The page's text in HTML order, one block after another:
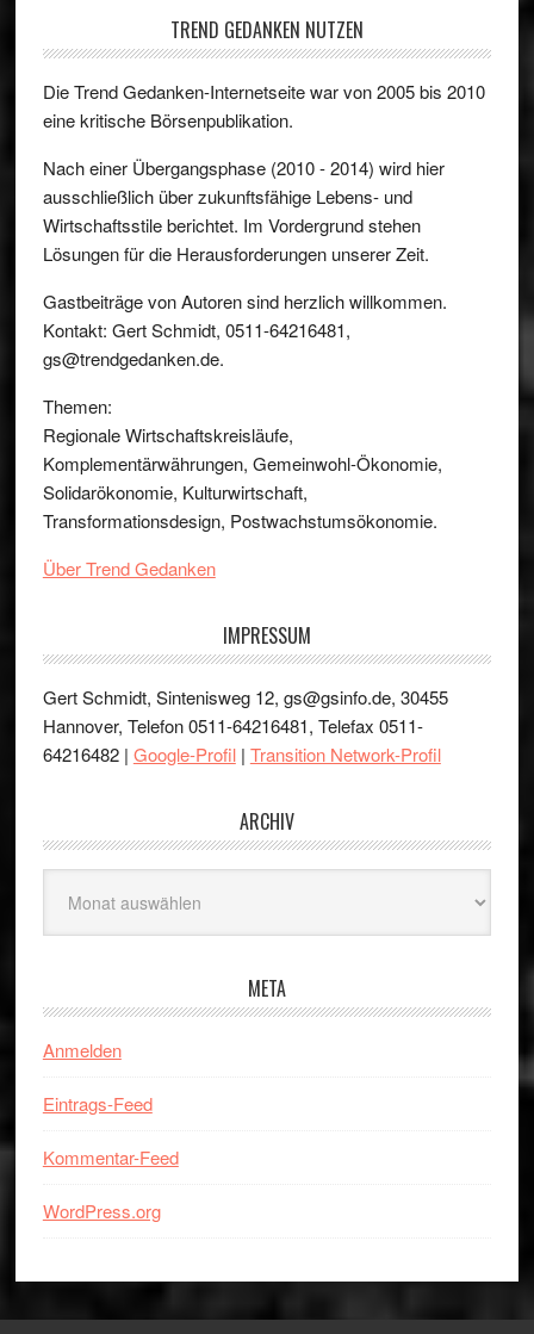
TREND GEDANKEN NUTZEN
Die Trend Gedanken-Internetseite war von 2005 bis 2010
eine kritische Börsenpublikation.
Nach einer Übergangsphase (2010 - 2014) wird hier
ausschließlich über zukunftsfähige Lebens- und
Wirtschaftsstile berichtet. Im Vordergrund stehen
Lösungen für die Herausforderungen unserer Zeit.
Gastbeiträge von Autoren sind herzlich willkommen.
Kontakt: Gert Schmidt, 0511-64216481,
gs@trendgedanken.de.
Themen:
Regionale Wirtschaftskreisläufe,
Komplementärwährungen, Gemeinwohl-Ökonomie,
Solidarökonomie, Kulturwirtschaft,
Transformationsdesign, Postwachstumsökonomie.
Über Trend Gedanken
IMPRESSUM
Gert Schmidt, Sintenisweg 12, gs@gsinfo.de, 30455
Hannover, Telefon 0511-64216481, Telefax 0511-
64216482 | Google-Profil| Transition Network-Profil
ARCHIV
META
Anmelden
Eintrags-Feed
Kommentar-Feed
WordPress.org